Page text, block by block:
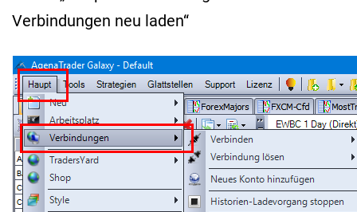
Verbindungen neu laden“